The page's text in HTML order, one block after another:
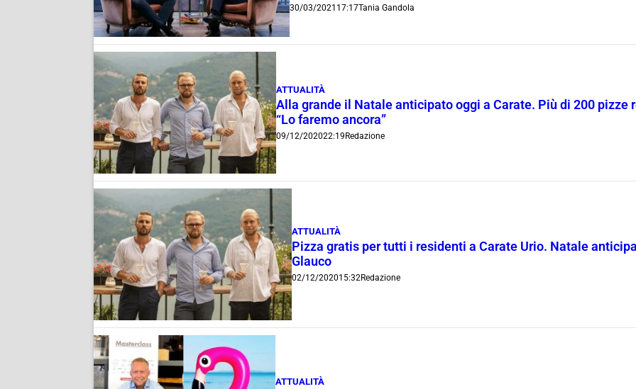
30/03/2021 17:17Tania Gandola
ATTUALITÀ
Alla grande il Natale anticipato oggi a Carate. Più di 200 pizze
“Lo faremo ancora”
09/12/202022:19Redazione
ATTUALITÀ
Pizza gratis per tutti i residenti a Carate Urio. Natale
Glauco
02/12/202015:32Redazione
ATTUALITÀ